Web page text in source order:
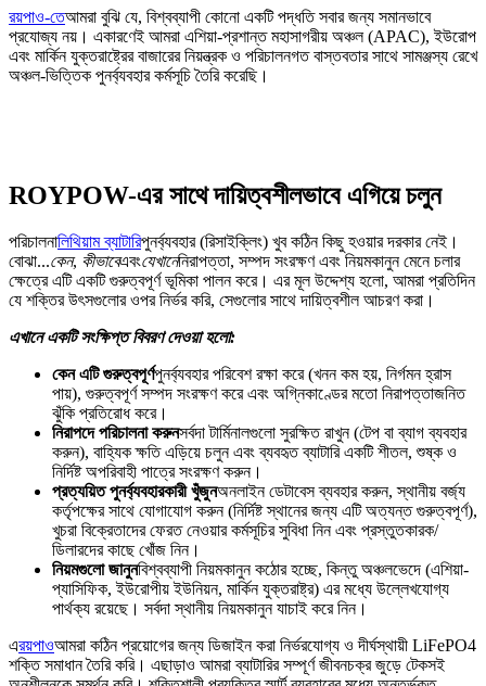
রয়পাও-তেআমরা বুঝি যে, বিশ্বব্যাপী কোনো একটি পদ্ধতি সবার জন্য সমানভাবে
প্রযোজ্য নয়। একারণেই আমরা এশিয়া-প্রশান্ত মহাসাগরীয় অঞ্চল (APAC), ইউরোপ
এবং মার্কিন যুক্তরাষ্ট্রের বাজারের নিয়ন্ত্রক ও পরিচালনগত বাস্তবতার সাথে সামঞ্জস্য রেখে
অঞ্চল-ভিত্তিক পুনর্ব্যবহার কর্মসূচি তৈরি করেছি।
ROYPOW-এর সাথে দায়িত্বশীলভাবে এগিয়ে চলুন
পরিচালনালিথিয়াম ব্যাটারিপুনর্ব্যবহার (রিসাইক্লিং) খুব কঠিন কিছু হওয়ার দরকার নেই।
বোঝা...কেন, কীভাবেএবংযেখানেনিরাপত্তা, সম্পদ সংরক্ষণ এবং নিয়মকানুন মেনে চলার
ক্ষেত্রে এটি একটি গুরুত্বপূর্ণ ভূমিকা পালন করে। এর মূল উদ্দেশ্য হলো, আমরা প্রতিদিন
যে শক্তির উৎসগুলোর ওপর নির্ভর করি, সেগুলোর সাথে দায়িত্বশীল আচরণ করা।
এখানে একটি সংক্ষিপ্ত বিবরণ দেওয়া হলো:
কেন এটি গুরুত্বপূর্ণপুনর্ব্যবহার পরিবেশ রক্ষা করে (খনন কম হয়, নির্গমন হ্রাস
পায়), গুরুত্বপূর্ণ সম্পদ সংরক্ষণ করে এবং অগ্নিকাণ্ডের মতো নিরাপত্তাজনিত
ঝুঁকি প্রতিরোধ করে।
নিরাপদে পরিচালনা করুনসর্বদা টার্মিনালগুলো সুরক্ষিত রাখুন (টেপ বা ব্যাগ ব্যবহার
করুন), বাহ্যিক ক্ষতি এড়িয়ে চলুন এবং ব্যবহৃত ব্যাটারি একটি শীতল, শুষ্ক ও
নির্দিষ্ট অপরিবাহী পাত্রে সংরক্ষণ করুন।
প্রত্যয়িত পুনর্ব্যবহারকারী খুঁজুনঅনলাইন ডেটাবেস ব্যবহার করুন, স্থানীয় বর্জ্য
কর্তৃপক্ষের সাথে যোগাযোগ করুন (নির্দিষ্ট স্থানের জন্য এটি অত্যন্ত গুরুত্বপূর্ণ),
খুচরা বিক্রেতাদের ফেরত নেওয়ার কর্মসূচির সুবিধা নিন এবং প্রস্তুতকারক/
ডিলারদের কাছে খোঁজ নিন।
নিয়মগুলো জানুনবিশ্বব্যাপী নিয়মকানুন কঠোর হচ্ছে, কিন্তু অঞ্চলভেদে (এশিয়া-
প্যাসিফিক, ইউরোপীয় ইউনিয়ন, মার্কিন যুক্তরাষ্ট্র) এর মধ্যে উল্লেখযোগ্য
পার্থক্য রয়েছে। সর্বদা স্থানীয় নিয়মকানুন যাচাই করে নিন।
এরয়পাওআমরা কঠিন প্রয়োগের জন্য ডিজাইন করা নির্ভরযোগ্য ও দীর্ঘস্থায়ী LiFePO4
শক্তি সমাধান তৈরি করি। এছাড়াও আমরা ব্যাটারির সম্পূর্ণ জীবনচক্র জুড়ে টেকসই